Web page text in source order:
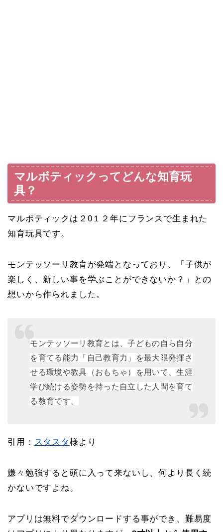
マルボティックってどんな知育玩
具？
マルボティックは２0１２年にフランスで生まれた
知育玩具です。
モンテッソーリ教育が発端となっており、「子供が
楽しく、新しい事を学ぶことができないか？」との
想いから作られました。
モンテッソーリ教育とは、子どもの自ら自分
を育てる能力「自己教育力」を最大限発揮さ
せる環境や教具（おもちゃ）を用いて、生涯
学び続ける姿勢を持った自立した人間を育て
る教育です。
引用： スタスタ 様より
嫌々勉強すると頭に入って来ないし、何より長く続
かないですよね。
アプリは無料でダウンロードする事ができ、難易度